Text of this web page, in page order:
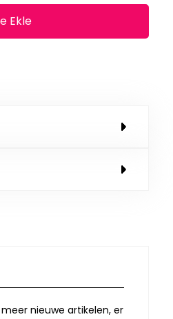
Ekle
nieuwe artikelen, er